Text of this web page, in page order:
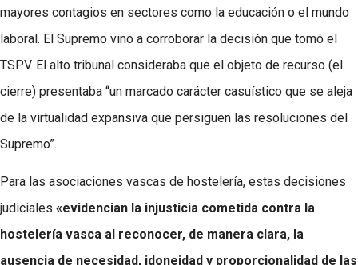
mayores contagios en sectores como la educación o el mundo
laboral. El Supremo vino a corroborar la decisión que tomó el
TSPV. El alto tribunal consideraba que el objeto de recurso (el
cierre) presentaba “un marcado carácter casuístico que se aleja
de la virtualidad expansiva que persiguen las resoluciones del
Supremo”.
Para las asociaciones vascas de hostelería, estas decisiones
judiciales «evidencian la injusticia cometida contra la
hostelería vasca al reconocer, de manera clara, la
ausencia de necesidad, idoneidad y proporcionalidad de las